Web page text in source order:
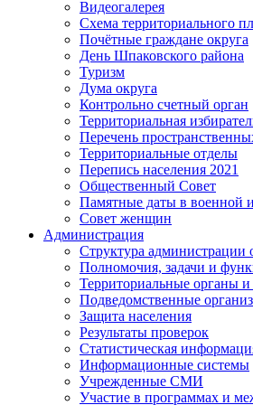
Видеогалерея
Схема территориального
Почётные граждане округа
День Шпаковского района
Туризм
Дума округа
Контрольно счетный орган
Территориальная
Перечень
Территориальные отделы
Перепись населения 2021
Общественный Совет
Памятные даты в военной
Совет женщин
Администрация
Структура администрации
Полномочия, задачи и
Территориальные органы и
Подведомственные
Защита населения
Результаты проверок
Статистическая
Информационные системы
Учрежденные СМИ
Участие в программах и